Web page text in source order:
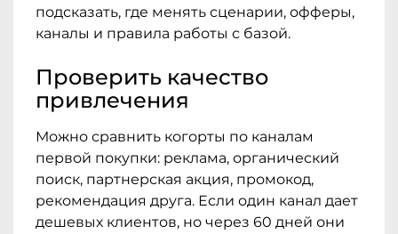
подсказать, где менять сценарии, офферы,
каналы и правила работы с базой.
Проверить качество
привлечения
Можно сравнить когорты по каналам
первой покупки: реклама, органический
поиск, партнерская акция, промокод,
рекомендация друга. Если один канал дает
дешевых клиентов, но через 60 дней они